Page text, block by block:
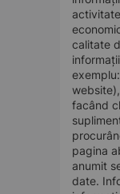
calitate
facând
pagina
anumit
date.